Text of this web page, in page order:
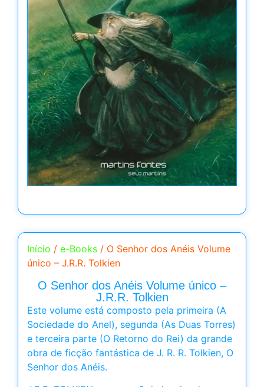
Início / e-Books / O Senhor dos Anéis Volume
único – J.R.R. Tolkien
O Senhor dos Anéis Volume único –
J.R.R. Tolkien
Este volume está composto pela primeira (A
Sociedade do Anel), segunda (As Duas Torres)
e terceira parte (O Retorno do Rei) da grande
obra de ficção fantástica de J. R. R. Tolkien, O
Senhor dos Anéis.